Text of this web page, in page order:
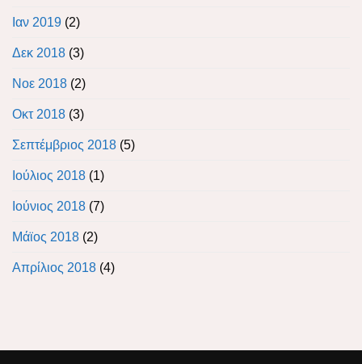
Ιαν 2019 (2)
Δεκ 2018 (3)
Νοε 2018 (2)
Οκτ 2018 (3)
Σεπτέμβριος 2018 (5)
Ιούλιος 2018 (1)
Ιούνιος 2018 (7)
Μάϊος 2018 (2)
Απρίλιος 2018 (4)